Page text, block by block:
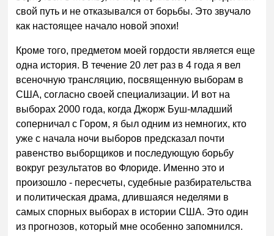
свой путь и не отказывался от борьбы. Это звучало
как настоящее начало новой эпохи!
Кроме того, предметом моей гордости является еще
одна история. В течение 20 лет раз в 4 года я вел
всеночную трансляцию, посвященную выборам в
США, согласно своей специализации. И вот на
выборах 2000 года, когда Джорж Буш-младший
соперничал с Гором, я был одним из немногих, кто
уже с начала ночи выборов предсказал почти
равенство выборщиков и последующую борьбу
вокруг результатов во Флориде. Именно это и
произошло - пересчеты, судебные разбирательства
и политическая драма, длившаяся неделями в
самых спорных выборах в истории США. Это один
из прогнозов, который мне особенно запомнился.